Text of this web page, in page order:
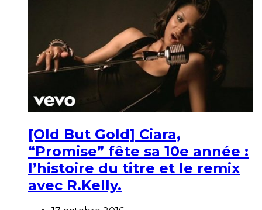
[Old But Gold] Ciara,
“Promise” fête sa 10e année :
l’histoire du titre et le remix
avec R.Kelly.